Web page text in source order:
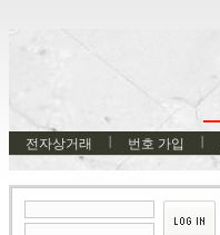
전자상거래 번호 가입